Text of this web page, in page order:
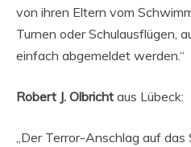
von ihren Eltern vom
Turnen oder Schulausflügen,
einfach abgemeldet werden.“
Robert J. Olbricht aus Lübeck:
„Der Terror-Anschlag auf das